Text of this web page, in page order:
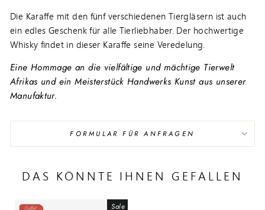
Die Karaffe mit den fünf verschiedenen Tiergläsern ist auch
ein edles Geschenk für alle Tierliebhaber. Der hochwertige
Whisky findet in dieser Karaffe seine Veredelung.
Eine Hommage an die vielfältige und mächtige Tierwelt
Afrikas und ein Meisterstück Handwerks Kunst aus unserer
Manufaktur.
FORMULAR FÜR ANFRAGEN
DAS KÖNNTE IHNEN GEFALLEN
Sale